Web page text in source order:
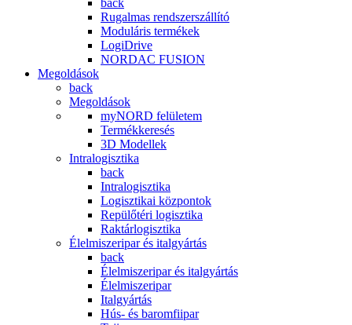
back
Rugalmas rendszerszállító
Moduláris termékek
LogiDrive
NORDAC FUSION
Megoldások
back
Megoldások
myNORD felületem
Termékkeresés
3D Modellek
Intralogisztika
back
Intralogisztika
Logisztikai központok
Repülőtéri logisztika
Raktárlogisztika
Élelmiszeripar és italgyártás
back
Élelmiszeripar és italgyártás
Élelmiszeripar
Italgyártás
Hús- és baromfiipar